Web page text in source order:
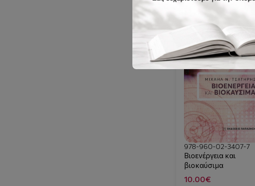
978-960-02-3407-7
Βιοενέργεια και
βιοκαύσιμα
10.00€